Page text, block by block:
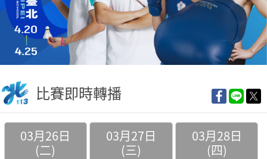
比賽即時轉播
03月26日
(二)
03月27日
(三)
03月28日
(四)